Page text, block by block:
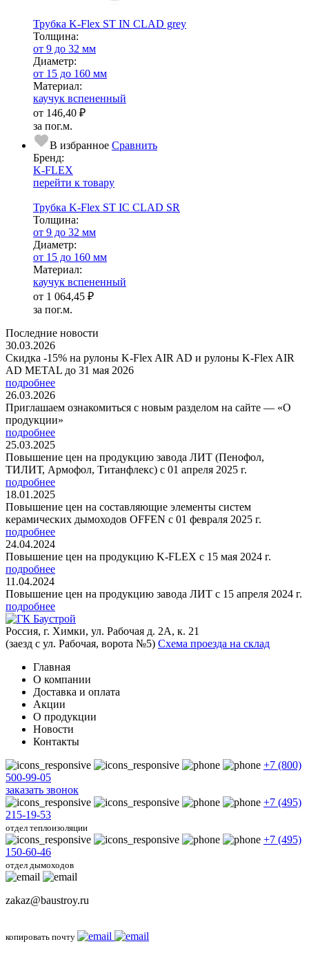
Трубка K-Flex ST IN CLAD grey
Тол­щи­на:
от 9 до 32 мм
Диаметр:
от 15 до 160 мм
Ма­­те­­ри­­ал:
каучук вспененный
от 146,40 ₽
за пог.м.
В избранное Сравнить
Бренд:
K-FLEX
перейти к товару
Трубка K-Flex ST IС CLAD SR
Тол­щи­на:
от 9 до 32 мм
Диаметр:
от 15 до 160 мм
Ма­­те­­ри­­ал:
каучук вспененный
от 1 064,45 ₽
за пог.м.
Последние новости
30.03.2026
Скидка -15% на рулоны K-Flex AIR AD и рулоны K-Flex AIR
AD METAL до 31 мая 2026
подробнее
26.03.2026
Приглашаем ознакомиться с новым разделом на сайте — «О
продукции»
подробнее
25.03.2025
Повышение цен на продукцию завода ЛИТ (Пенофол,
ТИЛИТ, Армофол, Титанфлекс) с 01 апреля 2025 г.
подробнее
18.01.2025
Повышение цен на составляющие элементы систем
керамических дымоходов OFFEN с 01 февраля 2025 г.
подробнее
24.04.2024
Повышение цен на продукцию K-FLEX с 15 мая 2024 г.
подробнее
11.04.2024
Повышение цен на продукцию завода ЛИТ с 15 апреля 2024 г.
подробнее
Россия, г. Химки, ул. Рабочая д. 2А, к. 21
(заезд с ул. Рабочая, ворота №5) Схема проезда на склад
Главная
О компании
Доставка и оплата
Акции
О продукции
Новости
Контакты
+7 (800)
500-99-05
заказать звонок
+7 (495)
215-19-53
отдел теплоизоляции
+7 (495)
150-60-46
отдел дымоходов
zakaz@baustroy.ru
копировать почту